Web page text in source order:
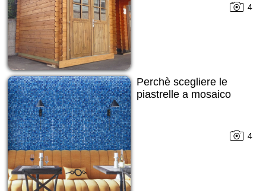
4
Perchè scegliere le
piastrelle a mosaico
4